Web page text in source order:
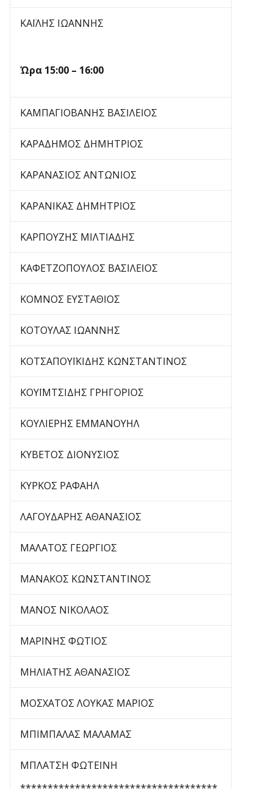
ΚΑΪΛΗΣ ΙΩΑΝΝΗΣ
Ώρα 15:00 – 16:00
ΚΑΜΠΑΓΙΟΒΑΝΗΣ ΒΑΣΙΛΕΙΟΣ
ΚΑΡΑΔΗΜΟΣ ΔΗΜΗΤΡΙΟΣ
ΚΑΡΑΝΑΣΙΟΣ ΑΝΤΩΝΙΟΣ
ΚΑΡΑΝΙΚΑΣ ΔΗΜΗΤΡΙΟΣ
ΚΑΡΠΟΥΖΗΣ ΜΙΛΤΙΑΔΗΣ
ΚΑΦΕΤΖΟΠΟΥΛΟΣ ΒΑΣΙΛΕΙΟΣ
ΚΟΜΝΟΣ ΕΥΣΤΑΘΙΟΣ
ΚΟΤΟΥΛΑΣ ΙΩΑΝΝΗΣ
ΚΟΤΣΑΠΟΥΪΚΙΔΗΣ ΚΩΝΣΤΑΝΤΙΝΟΣ
ΚΟΥΪΜΤΣΙΔΗΣ ΓΡΗΓΟΡΙΟΣ
ΚΟΥΛΙΕΡΗΣ ΕΜΜΑΝΟΥΗΛ
ΚΥΒΕΤΟΣ ΔΙΟΝΥΣΙΟΣ
ΚΥΡΚΟΣ ΡΑΦΑΗΛ
ΛΑΓΟΥΔΑΡΗΣ ΑΘΑΝΑΣΙΟΣ
ΜΑΛΑΤΟΣ ΓΕΩΡΓΙΟΣ
ΜΑΝΑΚΟΣ ΚΩΝΣΤΑΝΤΙΝΟΣ
ΜΑΝΟΣ ΝΙΚΟΛΑΟΣ
ΜΑΡΙΝΗΣ ΦΩΤΙΟΣ
ΜΗΛΙΑΤΗΣ ΑΘΑΝΑΣΙΟΣ
ΜΟΣΧΑΤΟΣ ΛΟΥΚΑΣ ΜΑΡΙΟΣ
ΜΠΙΜΠΑΛΑΣ ΜΑΛΑΜΑΣ
ΜΠΛΑΤΣΗ ΦΩΤΕΙΝΗ